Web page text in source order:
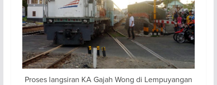
Proses langsiran KA Gajah Wong di Lempuyangan